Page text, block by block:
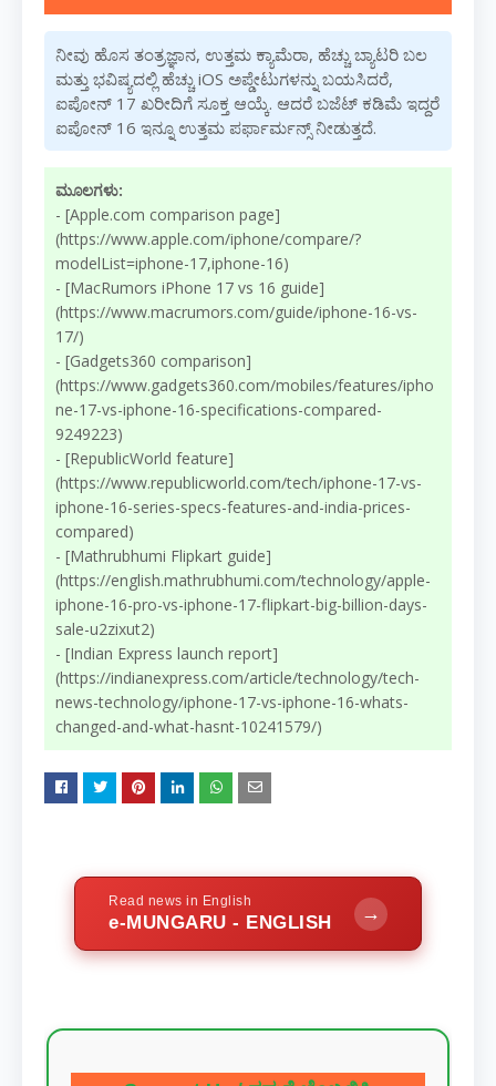
ನೀವು ಹೊಸ ತಂತ್ರಜ್ಞಾನ, ಉತ್ತಮ ಕ್ಯಾಮೆರಾ, ಹೆಚ್ಚು ಬ್ಯಾಟರಿ ಬಲ
ಮತ್ತು ಭವಿಷ್ಯದಲ್ಲಿ ಹೆಚ್ಚು iOS ಅಪ್ಡೇಟುಗಳನ್ನು ಬಯಸಿದರೆ,
ಐಪೋನ್ 17 ಖರೀದಿಗೆ ಸೂಕ್ತ ಆಯ್ಕೆ. ಆದರೆ ಬಜೆಟ್ ಕಡಿಮೆ ಇದ್ದರೆ
ಐಪೋನ್ 16 ಇನ್ನೂ ಉತ್ತಮ ಪರ್ಫಾರ್ಮನ್ಸ್ ನೀಡುತ್ತದೆ.
ಮೂಲಗಳು:
- [Apple.com comparison page]
(https://www.apple.com/iphone/compare/?
modelList=iphone-17,iphone-16)
- [MacRumors iPhone 17 vs 16 guide]
(https://www.macrumors.com/guide/iphone-16-vs-
17/)
- [Gadgets360 comparison]
(https://www.gadgets360.com/mobiles/features/ipho
ne-17-vs-iphone-16-specifications-compared-
9249223)
- [RepublicWorld feature]
(https://www.republicworld.com/tech/iphone-17-vs-
iphone-16-series-specs-features-and-india-prices-
compared)
- [Mathrubhumi Flipkart guide]
(https://english.mathrubhumi.com/technology/apple-
iphone-16-pro-vs-iphone-17-flipkart-big-billion-days-
sale-u2zixut2)
- [Indian Express launch report]
(https://indianexpress.com/article/technology/tech-
news-technology/iphone-17-vs-iphone-16-whats-
changed-and-what-hasnt-10241579/)
Read news in English
e-MUNGARU - ENGLISH →